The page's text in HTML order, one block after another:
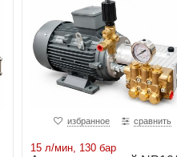
избранное сравнить
15 л/мин, 130 бар